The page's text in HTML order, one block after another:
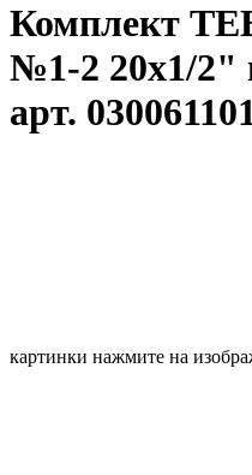
Комплект
№1-2 20x1/2"
арт.
картинки нажмите на